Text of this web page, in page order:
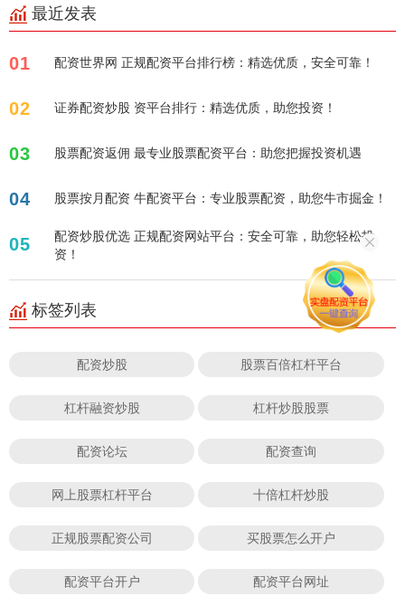
最近发表
01 配资世界网 正规配资平台排行榜：精选优质，安全可靠！
02 证券配资炒股 资平台排行：精选优质，助您投资！
03 股票配资返佣 最专业股票配资平台：助您把握投资机遇
04 股票按月配资 牛配资平台：专业股票配资，助您牛市掘金！
05
配资炒股优选 正规配资网站平台：安全可靠，助您轻松投
资！
标签列表
配资炒股 股票百倍杠杆平台
杠杆融资炒股 杠杆炒股股票
配资论坛 配资查询
网上股票杠杆平台 十倍杠杆炒股
正规股票配资公司 买股票怎么开户
配资平台开户 配资平台网址